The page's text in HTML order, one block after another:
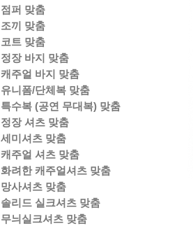
점퍼 맞춤
조끼 맞춤
코트 맞춤
정장 바지 맞춤
캐주얼 바지 맞춤
유니폼/단체복 맞춤
특수복 (공연 무대복) 맞춤
정장 셔츠 맞춤
세미셔츠 맞춤
캐주얼 셔츠 맞춤
화려한 캐주얼셔츠 맞춤
망사셔츠 맞춤
솔리드 실크셔츠 맞춤
무늬실크셔츠 맞춤